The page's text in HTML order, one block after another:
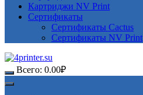
Картриджи NV Print
Сертификаты
Сертификаты Cactus
Сертификаты NV Print
Всего: 0.00₽